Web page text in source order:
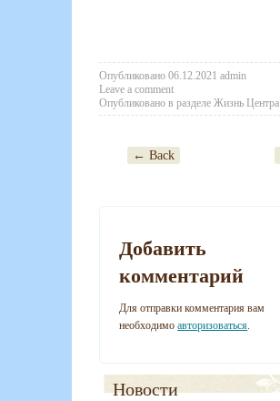
Опубликовано 06.12.2021 admin
Leave a comment
Опубликовано в разделе Жизнь Центра
Post navigation
← Back
Добавить
комментарий
Для отправки комментария вам
необходимоавторизоваться.
Новости